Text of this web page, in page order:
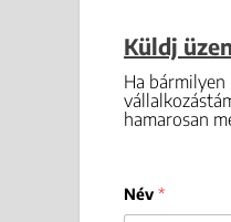
Küldj
Ha
hamarosan
Név *